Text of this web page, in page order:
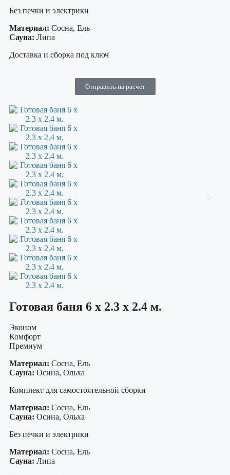
Без печки и электрики
Материал: Сосна, Ель
Сауна: Липа
Доставка и сборка под ключ
Отправить на расчет
Готовая баня 6 х 2.3 х 2.4 м.
Эконом
Комфорт
Премиум
Материал: Сосна, Ель
Сауна: Осина, Ольха
Комплект для самостоятельной сборки
Материал: Сосна, Ель
Сауна: Осина, Ольха
Без печки и электрики
Материал: Сосна, Ель
Сауна: Липа